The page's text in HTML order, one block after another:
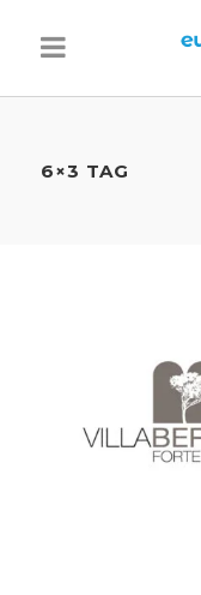
6×3 TAG